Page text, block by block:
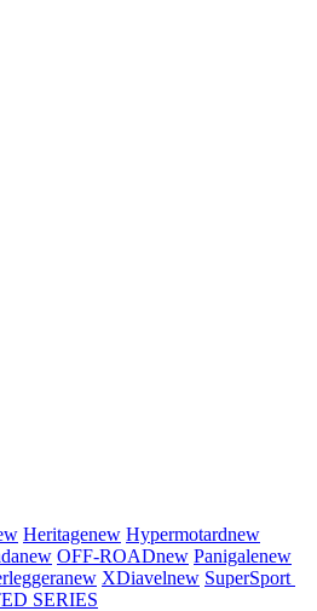
Heritagenew Hypermotardnew
new OFF-ROADnew Panigalenew
new XDiavelnew SuperSport
SERIES